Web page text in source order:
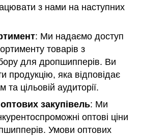
з нами на наступних
: Ми надаємо доступ
товарів з
для дропшипперів. Ви
продукцію, яка відповідає
цільовій аудиторії.
закупівель: Ми
оптові ціни
Умови оптових